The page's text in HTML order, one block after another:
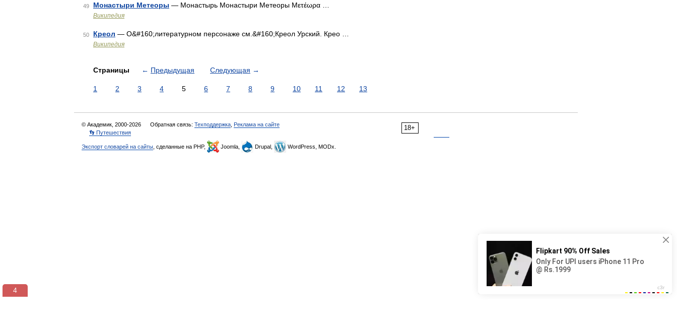
49 Монастыри Метеоры — Монастырь Монастыри Метеоры Μετέωρα …
Википедия
50 Креол — О&#160;литературном персонаже см.&#160;Креол Урский. Крео …
Википедия
Страницы ← Предыдущая Следующая →
1 2 3 4 5 6 7 8 9 10 11 12 13
18+
© Академик, 2000-2026 Обратная связь: Техподдержка Реклама на сайте
👣 Путешествия
Экспорт словарей на сайты , сделанные на PHP, Joomla, Drupal, WordPress, MODx.
4